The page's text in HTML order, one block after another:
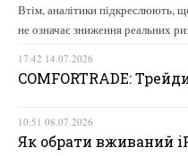
Втім, аналітики підкреслюють,
не означає зниження реальних
17:42 14.07.2026
COMFORTRADE:
10:51 08.07.2026
Як обрати вживаний